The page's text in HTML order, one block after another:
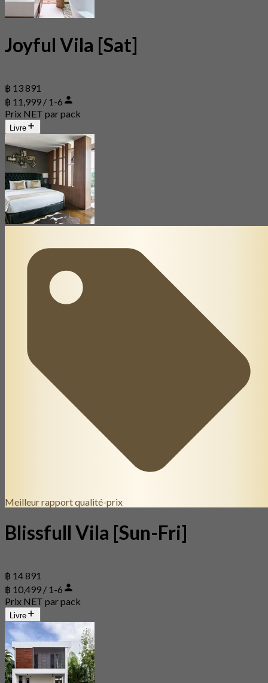
Joyful Vila [Sat]
฿ 13 891
฿ 11,999 / 1-6
Prix NET par pack
Livre
Meilleur rapport qualité-prix
Blissfull Vila [Sun-Fri]
฿ 14 891
฿ 10,499 / 1-6
Prix NET par pack
Livre